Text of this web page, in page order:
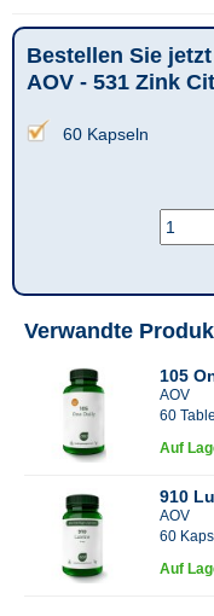
Bestellen Sie jetzt
AOV - 531 Zink
60 Kapseln
Verwandte
105
AOV
60
Auf
910
AOV
60
Auf